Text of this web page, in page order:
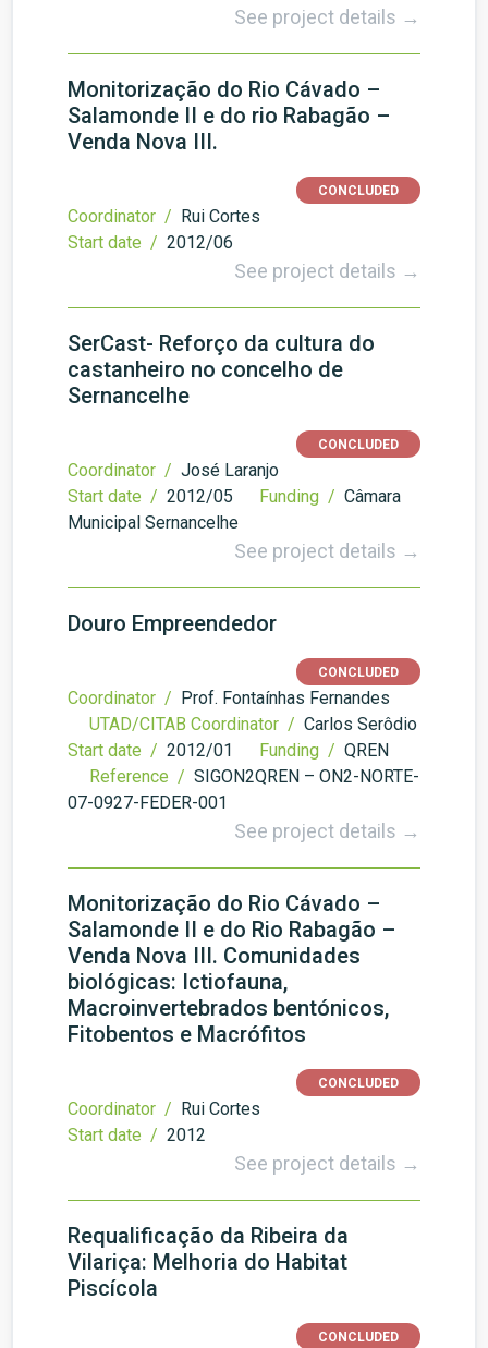
See project details →
Monitorização do Rio Cávado –
Salamonde II e do rio Rabagão –
Venda Nova III.
CONCLUDED
Coordinator / Rui Cortes
Start date / 2012/06
See project details →
SerCast- Reforço da cultura do
castanheiro no concelho de
Sernancelhe
CONCLUDED
Coordinator / José Laranjo
Start date / 2012/05 Funding / Câmara
Municipal Sernancelhe
See project details →
Douro Empreendedor
CONCLUDED
Coordinator / Prof. Fontaínhas Fernandes
UTAD/CITAB Coordinator / Carlos Serôdio
Start date / 2012/01 Funding / QREN
Reference / SIGON2QREN – ON2-NORTE-
07-0927-FEDER-001
See project details →
Monitorização do Rio Cávado –
Salamonde II e do Rio Rabagão –
Venda Nova III. Comunidades
biológicas: Ictiofauna,
Macroinvertebrados bentónicos,
Fitobentos e Macrófitos
CONCLUDED
Coordinator / Rui Cortes
Start date / 2012
See project details →
Requalificação da Ribeira da
Vilariça: Melhoria do Habitat
Piscícola
CONCLUDED